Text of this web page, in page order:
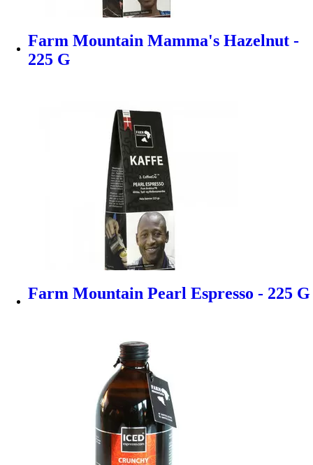
Farm Mountain Mamma's Hazelnut -
225 G
Farm Mountain Pearl Espresso - 225 G